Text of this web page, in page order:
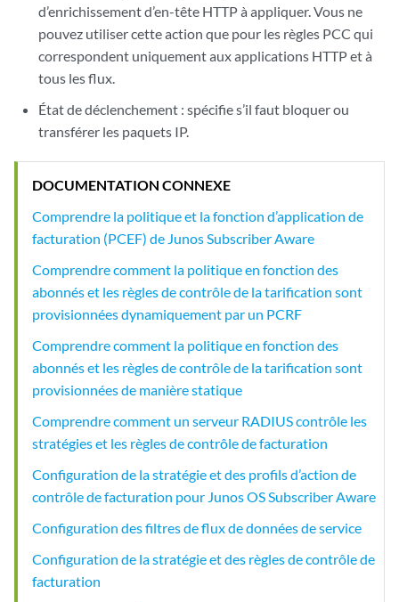
d’enrichissement d’en-tête HTTP à appliquer. Vous ne
pouvez utiliser cette action que pour les règles PCC qui
correspondent uniquement aux applications HTTP et à
tous les flux.
État de déclenchement : spécifie s’il faut bloquer ou
transférer les paquets IP.
DOCUMENTATION CONNEXE
Comprendre la politique et la fonction d’application de
facturation (PCEF) de Junos Subscriber Aware
Comprendre comment la politique en fonction des
abonnés et les règles de contrôle de la tarification sont
provisionnées dynamiquement par un PCRF
Comprendre comment la politique en fonction des
abonnés et les règles de contrôle de la tarification sont
provisionnées de manière statique
Comprendre comment un serveur RADIUS contrôle les
stratégies et les règles de contrôle de facturation
Configuration de la stratégie et des profils d’action de
contrôle de facturation pour Junos OS Subscriber Aware
Configuration des filtres de flux de données de service
Configuration de la stratégie et des règles de contrôle de
facturation